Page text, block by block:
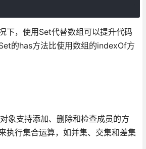
下，使用Set代替数组可以提升代码
的has方法比使用数组的indexOf方
象支持添加、删除和检查成员的方
执行集合运算，如并集、交集和差集